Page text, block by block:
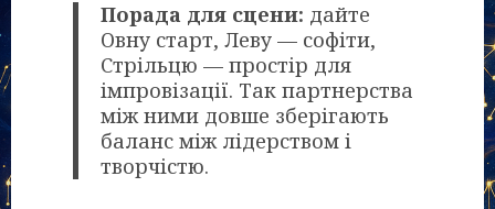
Порада для сцени: дайте
Овну старт, Леву — софіти,
Стрільцю — простір для
імпровізації. Так партнерства
між ними довше зберігають
баланс між лідерством і
творчістю.